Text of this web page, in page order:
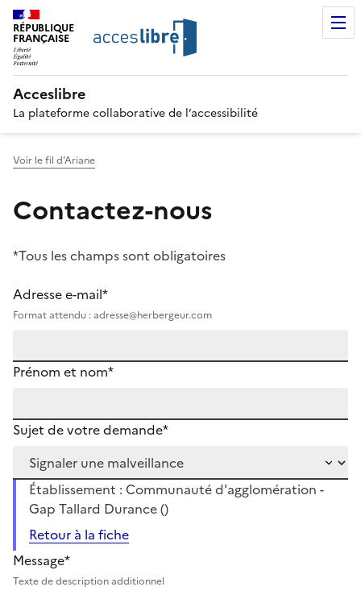
RÉPUBLIQUE
FRANÇAISE
Acceslibre
La plateforme collaborative de l’accessibilité
Voir le fil d'Ariane
Contactez-nous
*Tous les champs sont obligatoires
Adresse e-mail*
Format attendu : adresse@herbergeur.com
Prénom et nom*
Sujet de votre demande*
Établissement : Communauté d'agglomération -
Gap Tallard Durance ()
Retour à la fiche
Message*
Texte de description additionnel